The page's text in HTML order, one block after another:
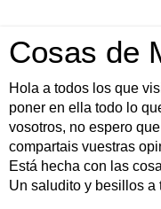
Cosas de
Hola a todos los que
poner en ella todo lo
vosotros, no espero
compartais vuestras
Está hecha con las
Un saludito y besillos a